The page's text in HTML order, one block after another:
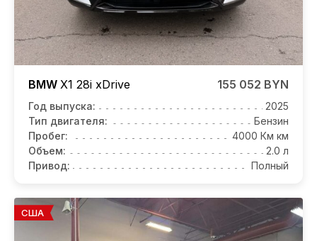
BMW X1 28i xDrive 155 052 BYN
Год выпуска:
2025
Тип двигателя:
Бензин
Пробег:
4000 Км км
Объем:
2.0 л
Привод:
Полный
США